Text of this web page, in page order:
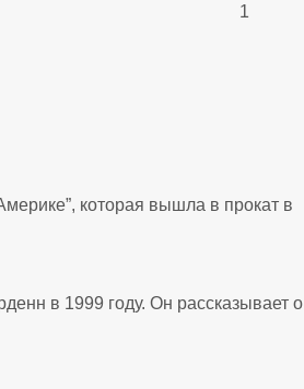
1
которая вышла в прокат в
в 1999 году. Он рассказывает о